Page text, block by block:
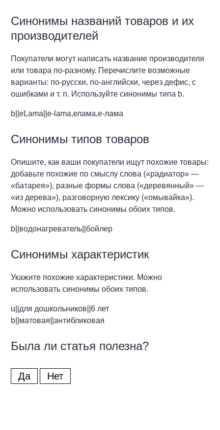
Синонимы названий товаров и их
производителей
Покупатели могут написать название производителя
или товара по-разному. Перечислите возможные
варианты: по-русски, по-английски, через дефис, с
ошибками и т. п. Используйте синонимы типа b.
b||eLama||e-lama,елама,е-лама
Синонимы типов товаров
Опишите, как ваши покупатели ищут похожие товары:
добавьте похожие по смыслу слова («радиатор» —
«батарея»), разные формы слова («деревянный» —
«из дерева»), разговорную лексику («омывайка»).
Можно использовать синонимы обоих типов.
b||водонагреватель||бойлер
Синонимы характеристик
Укажите похожие характеристики. Можно
использовать синонимы обоих типов.
u||для дошкольников||6 лет
b||матовая||антибликовая
Была ли статья полезна?
Да Нет